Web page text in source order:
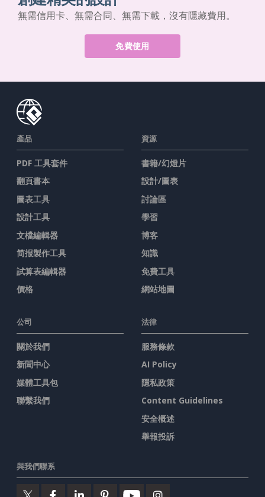
無需信用卡、無需合同、無需下載，沒有隱藏費用。
免費使用
產品
PDF 工具套件
翻頁書本
圖表工具
設計工具
文檔編輯器
简报製作工具
試算表編輯器
價格
資源
書籍/幻燈片
設計/圖表
討論區
學習
博客
知識
免費工具
網站地圖
公司
關於我們
新聞中心
媒體工具包
聯繫我們
法律
服務條款
AI Policy
隱私政策
Content Guidelines
安全概述
舉報投訴
與我們聯系